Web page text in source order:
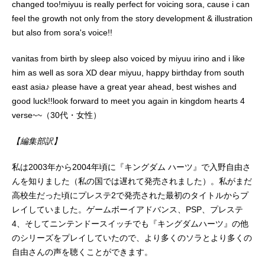
changed too!miyuu is really perfect for voicing sora, cause i can
feel the growth not only from the story development & illustration
but also from sora's voice!!
vanitas from birth by sleep also voiced by miyuu irino and i like
him as well as sora XD dear miyuu, happy birthday from south
east asia♪ please have a great year ahead, best wishes and
good luck!!look forward to meet you again in kingdom hearts 4
verse~~（30代・女性）
【編集部訳】
私は2003年から2004年頃に『キングダム ハーツ』で入野自由さ
んを知りました（私の国では遅れて発売されました）。私がまだ
高校生だった頃にプレステ2で発売された最初のタイトルからプ
レイしていました。ゲームボーイアドバンス、PSP、プレステ
4、そしてニンテンドースイッチでも『キングダムハーツ』の他
のシリーズをプレイしていたので、より多くのソラとより多くの
自由さんの声を聴くことができます。